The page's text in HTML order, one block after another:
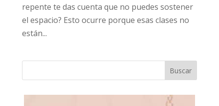
repente te das cuenta que no puedes sostener
el espacio? Esto ocurre porque esas clases no
están...